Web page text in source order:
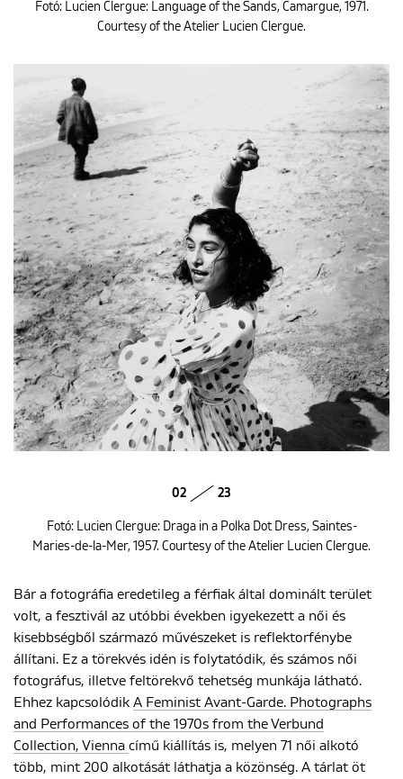
Fotó: Lucien Clergue: Language of the Sands, Camargue, 1971.
Courtesy of the Atelier Lucien Clergue.
02 23
Fotó: Lucien Clergue: Draga in a Polka Dot Dress, Saintes-
Maries-de-la-Mer, 1957. Courtesy of the Atelier Lucien Clergue.
Bár a fotográfia eredetileg a férfiak által dominált terület
volt, a fesztivál az utóbbi években igyekezett a női és
kisebbségből származó művészeket is reflektorfénybe
állítani. Ez a törekvés idén is folytatódik, és számos női
fotográfus, illetve feltörekvő tehetség munkája látható.
Ehhez kapcsolódik A Feminist Avant-Garde. Photographs
and Performances of the 1970s from the Verbund
Collection, Vienna című kiállítás is, melyen 71 női alkotó
több, mint 200 alkotását láthatja a közönség. A tárlat öt